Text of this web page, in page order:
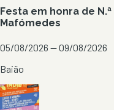
Festa em honra de
Mafómedes
05/08/2026 — 09/08/2026
Baião